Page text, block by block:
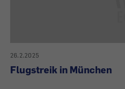
26.2.2025
Flugstreik in München